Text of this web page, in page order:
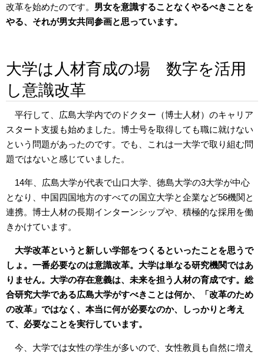
改革を始めたのです。 男女を意識することなくやるべきことを
やる、それが男女共同参画と思っています。
大学は人材育成の場 数字を活用
し意識改革
平行して、広島大学内でのドクター（博士人材）のキャリア
スタート支援も始めました。博士号を取得しても職に就けない
という問題があったのです。でも、これは一大学で取り組む問
題ではないと感じていました。
14年、広島大学が代表で山口大学、徳島大学の3大学が中心
となり、中国四国地方のすべての国立大学と企業など56機関と
連携。博士人材の長期インターンシップや、積極的な採用を働
きかけています。
大学改革というと新しい学部をつくるといったことを思うで
しょ。一番必要なのは意識改革。大学は単なる研究機関ではあ
りません。大学の存在意義は、未来を担う人材の育成です。総
合研究大学である広島大学がすべきことは何か、「改革のため
の改革」ではなく、本当に何が必要なのか、しっかりと考え
て、必要なことを実行しています。
今、大学では女性の学生が多いので、女性教員も自然に増え